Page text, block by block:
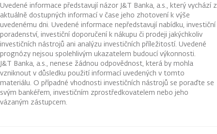
Uvedené informace představují názor J&T Banka, a.s., který vychází z
aktuálně dostupných informací v čase jeho zhotovení k výše
uvedenému dni. Uvedené informace nepředstavují nabídku, investiční
poradenství, investiční doporučení k nákupu či prodeji jakýchkoliv
investičních nástrojů ani analýzu investičních příležitostí. Uvedené
prognózy nejsou spolehlivým ukazatelem budoucí výkonnosti.
J&T Banka, a.s., nenese žádnou odpovědnost, která by mohla
vzniknout v důsledku použití informací uvedených v tomto
materiálu. O případné vhodnosti investičních nástrojů se poraďte se
svým bankéřem, investičním zprostředkovatelem nebo jeho
vázaným zástupcem.